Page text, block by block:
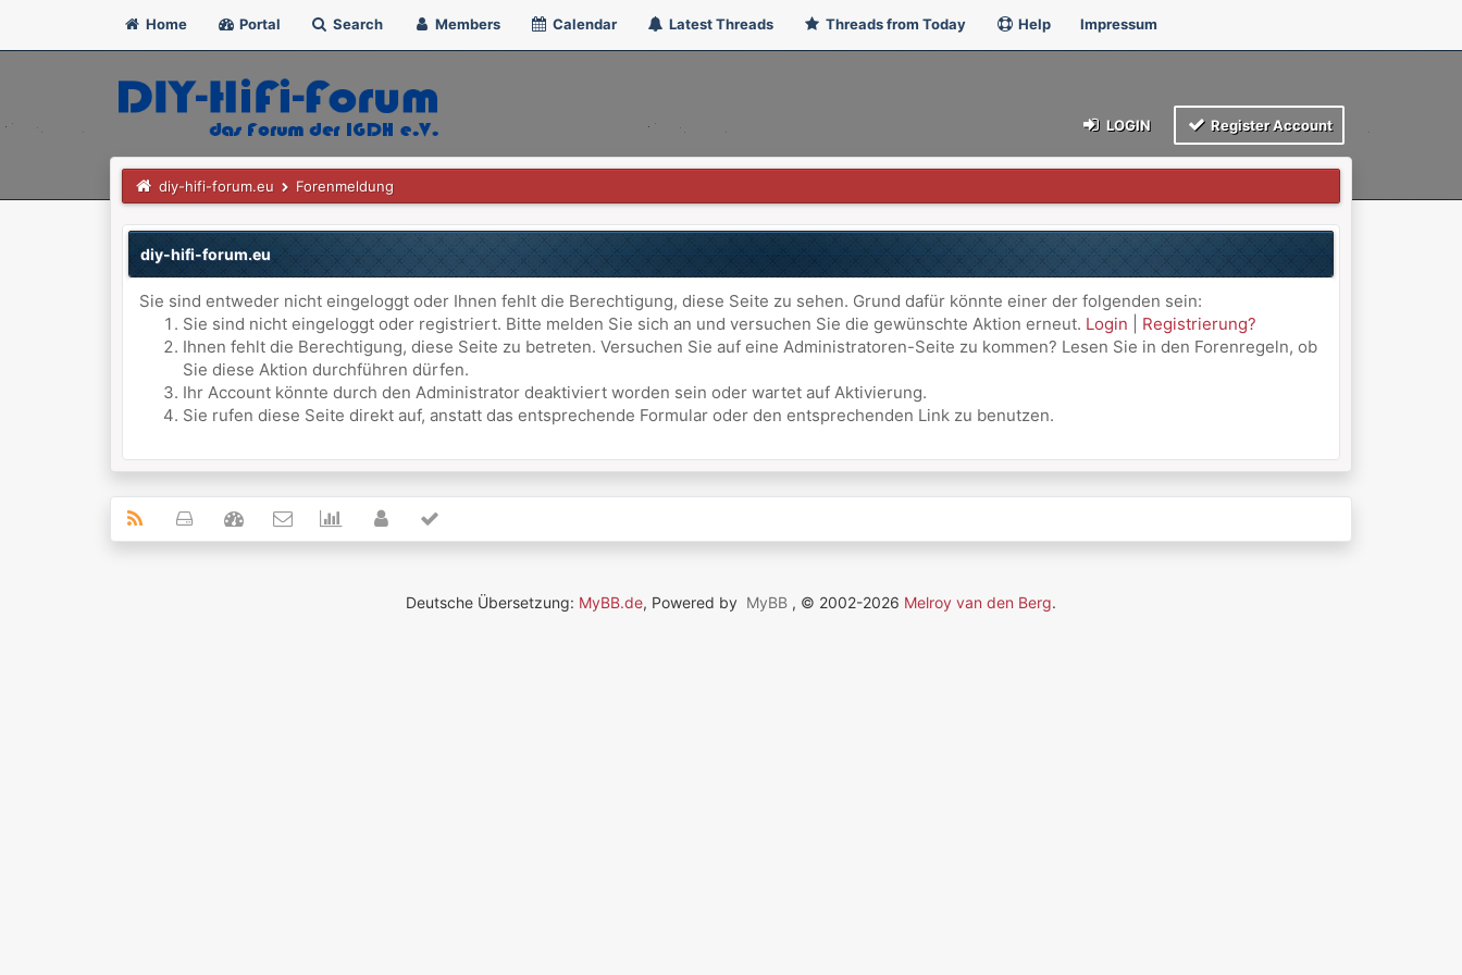
Home Portal Search Members Calendar Latest Threads Threads from Today Help Impressum
LOGIN Register Account
diy-hifi-forum.eu Forenmeldung
diy-hifi-forum.eu
Sie sind entweder nicht eingeloggt oder Ihnen fehlt die Berechtigung, diese Seite zu sehen. Grund dafür könnte einer der folgenden sein:
Sie sind nicht eingeloggt oder registriert. Bitte melden Sie sich an und versuchen Sie die gewünschte Aktion erneut. Login
Registrierung?
Ihnen fehlt die Berechtigung, diese Seite zu betreten. Versuchen Sie auf eine Administratoren-Seite zu kommen? Lesen Sie in den Forenregeln, ob
Sie diese Aktion durchführen dürfen.
Ihr Account könnte durch den Administrator deaktiviert worden sein oder wartet auf Aktivierung.
Sie rufen diese Seite direkt auf, anstatt das entsprechende Formular oder den entsprechenden Link zu benutzen.
Deutsche Übersetzung: MyBB.de, Powered by MyBB , © 2002-2026 Melroy van den Berg.